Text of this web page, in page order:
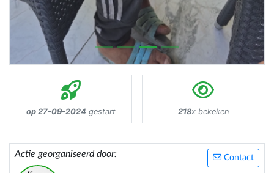
op 27-09-2024 gestart 218x bekeken
Contact
Actie georganiseerd door: